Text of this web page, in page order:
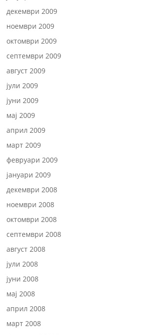
декември 2009
ноември 2009
октомври 2009
септември 2009
август 2009
јули 2009
јуни 2009
мај 2009
април 2009
март 2009
февруари 2009
јануари 2009
декември 2008
ноември 2008
октомври 2008
септември 2008
август 2008
јули 2008
јуни 2008
мај 2008
април 2008
март 2008